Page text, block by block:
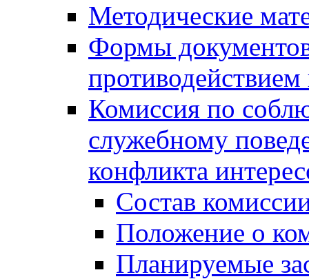
Методические
Формы
Комиссия по
служебному
конфликта
Состав
Положение о
Планируемые